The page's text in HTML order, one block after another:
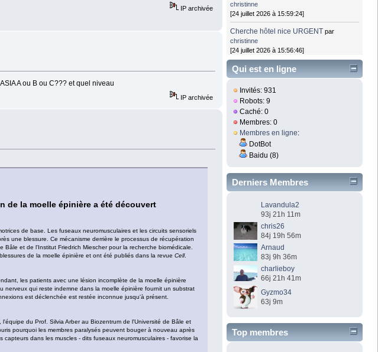
IP archivée
A ou B ou C??? et quel niveau
IP archivée
de la moelle épinière a été découvert
de base. Les fuseaux neuromusculaires et les circuits sensoriels
une blessure. Ce mécanisme derrière le processus de récupération
et de l'Institut Friedrich Miescher pour la recherche biomédicale.
de la moelle épinière et ont été publiés dans la revue Cell.
les patients avec une lésion incomplète de la moelle épinière
qui reste indemne dans la moelle épinière fournit un substrat
est déclenchée est restée inconnue jusqu'à présent.
du Prof. Silvia Arber au Biozentrum de l'Université de Bâle et
pourquoi les membres paralysés peuvent bouger à nouveau après
dans les muscles - dits fuseaux neuromusculaires - favorise la
christinne
[24 juillet 2026 à 15:59:24]
Cherche hôtel nice URGENT par
christinne
[24 juillet 2026 à 15:56:46]
Qui est en ligne
Invités: 931
Robots: 9
Caché: 0
Membres: 0
Membres en ligne:
DotBot
Baidu (8)
Derniers Membres
Lavandula2
93j 21h 11m
chris26
84j 19h 56m
Arnaud
83j 9h 36m
charlieboy
66j 21h 41m
Gyzmo34
63j 9m
Top membres